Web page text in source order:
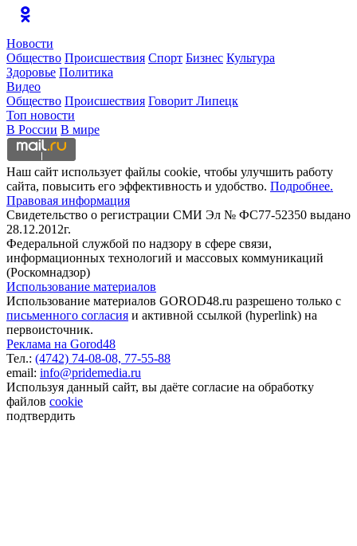
Новости
Общество Происшествия Спорт Бизнес Культура
Здоровье Политика
Видео
Общество Происшествия Говорит Липецк
Топ новости
В России В мире
Наш сайт использует файлы cookie, чтобы улучшить работу
сайта, повысить его эффективность и удобство. Подробнее.
Правовая информация
Свидетельство о регистрации СМИ Эл № ФС77-52350 выдано
28.12.2012г.
Федеральной службой по надзору в сфере связи,
информационных технологий и массовых коммуникаций
(Роскомнадзор)
Использование материалов
Использование материалов GOROD48.ru разрешено только с
письменного согласия и активной ссылкой (hyperlink) на
первоисточник.
Реклама на Gorod48
Тел.: (4742) 74-08-08, 77-55-88
email: info@pridemedia.ru
Используя данный сайт, вы даёте согласие на обработку
файлов cookie
подтвердить